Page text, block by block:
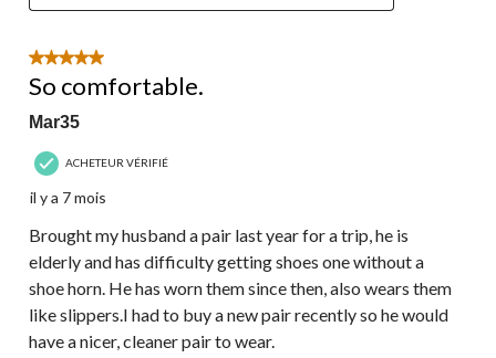
5 étoile(s) sur 5.
So comfortable.
Mar35
ACHETEUR VÉRIFIÉ
il y a 7 mois
Brought my husband a pair last year for a trip, he is
elderly and has difficulty getting shoes one without a
shoe horn. He has worn them since then, also wears them
like slippers.I had to buy a new pair recently so he would
have a nicer, cleaner pair to wear.